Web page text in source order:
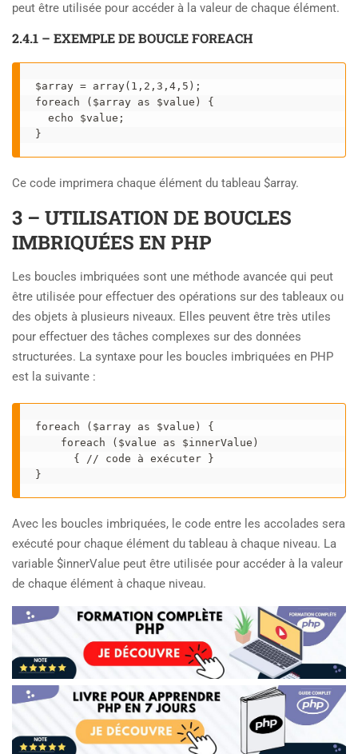
peut être utilisée pour accéder à la valeur de chaque élément.
2.4.1 – EXEMPLE DE BOUCLE FOREACH
$array = array(1,2,3,4,5);
foreach ($array as $value) {
}
Ce code imprimera chaque élément du tableau $array.
3 – UTILISATION DE BOUCLES
IMBRIQUÉES EN PHP
Les boucles imbriquées sont une méthode avancée qui peut
être utilisée pour effectuer des opérations sur des tableaux ou
des objets à plusieurs niveaux. Elles peuvent être très utiles
pour effectuer des tâches complexes sur des données
structurées. La syntaxe pour les boucles imbriquées en PHP
est la suivante :
foreach ($array as $value) {
    foreach ($value as $innerValue)
      { // code à exécuter }
}
Avec les boucles imbriquées, le code entre les accolades sera
exécuté pour chaque élément du tableau à chaque niveau. La
variable $innerValue peut être utilisée pour accéder à la valeur
de chaque élément à chaque niveau.